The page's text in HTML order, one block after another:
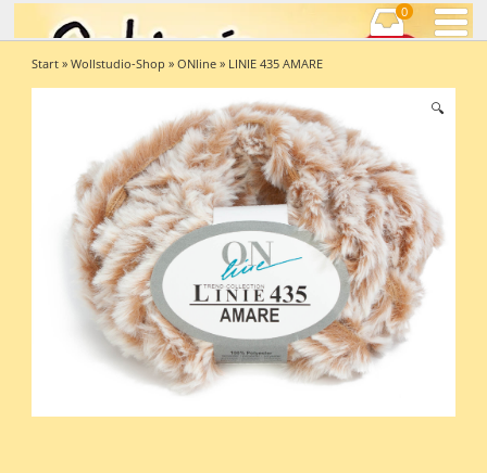
0
Start »Wollstudio-Shop »ONline » LINIE 435 AMARE
🔍